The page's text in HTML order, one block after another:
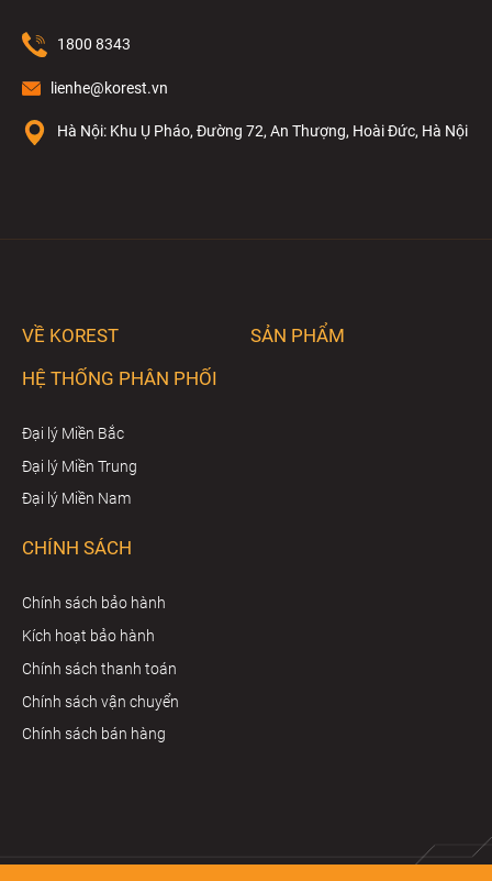
1800 8343
lienhe@korest.vn
Hà Nội: Khu Ụ Pháo, Đường 72, An Thượng, Hoài Đức, Hà Nội
VỀ KOREST
SẢN PHẨM
HỆ THỐNG PHÂN PHỐI
Đại lý Miền Bắc
Đại lý Miền Trung
Đại lý Miền Nam
CHÍNH SÁCH
Chính sách bảo hành
Kích hoạt bảo hành
Chính sách thanh toán
Chính sách vận chuyển
Chính sách bán hàng